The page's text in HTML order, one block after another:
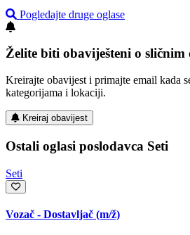
Pogledajte druge oglase
Želite biti obaviješteni o sličnim
Kreirajte obavijest i primajte email kada
kategorijama i lokaciji.
Kreiraj obavijest
Ostali oglasi poslodavca Seti
Seti
Vozač - Dostavljač (m/ž)